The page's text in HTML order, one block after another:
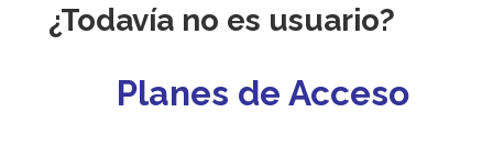
¿Todavía no es usuario?
Planes de Acceso